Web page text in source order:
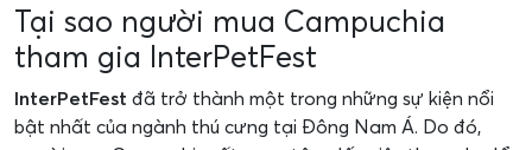
Tại sao người mua Campuchia
tham gia InterPetFest
InterPetFest đã trở thành một trong những sự kiện nổi
bật nhất của ngành thú cưng tại Đông Nam Á. Do đó,